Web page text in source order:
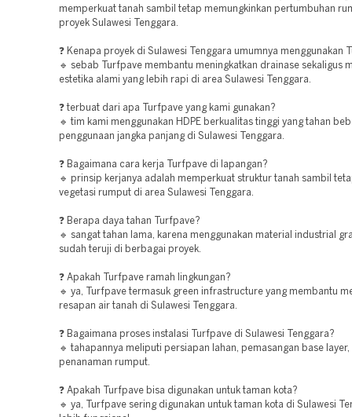
memperkuat tanah sambil tetap memungkinkan pertumbuhan
proyek Sulawesi Tenggara.
❓ Kenapa proyek di Sulawesi Tenggara umumnya menggunakan
🔹 sebab Turfpave membantu meningkatkan drainase sekaligus
estetika alami yang lebih rapi di area Sulawesi Tenggara.
❓ terbuat dari apa Turfpave yang kami gunakan?
🔹 tim kami menggunakan HDPE berkualitas tinggi yang tahan
penggunaan jangka panjang di Sulawesi Tenggara.
❓ Bagaimana cara kerja Turfpave di lapangan?
🔹 prinsip kerjanya adalah memperkuat struktur tanah sambil
vegetasi rumput di area Sulawesi Tenggara.
❓ Berapa daya tahan Turfpave?
🔹 sangat tahan lama, karena menggunakan material industrial
sudah teruji di berbagai proyek.
❓ Apakah Turfpave ramah lingkungan?
🔹 ya, Turfpave termasuk green infrastructure yang membantu
resapan air tanah di Sulawesi Tenggara.
❓ Bagaimana proses instalasi Turfpave di Sulawesi Tenggara?
🔹 tahapannya meliputi persiapan lahan, pemasangan base
penanaman rumput.
❓ Apakah Turfpave bisa digunakan untuk taman kota?
🔹 ya, Turfpave sering digunakan untuk taman kota di Sulawesi